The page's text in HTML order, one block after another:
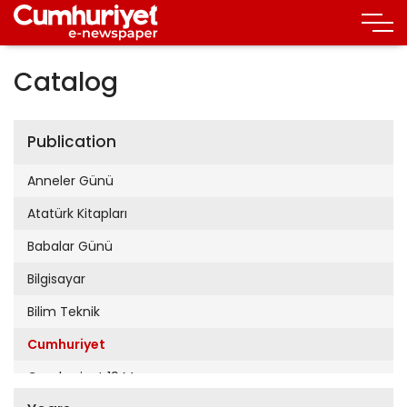
Catalog
Publication
Anneler Günü
Atatürk Kitapları
Babalar Günü
Bilgisayar
Bilim Teknik
Cumhuriyet
Cumhuriyet 19 Mayıs